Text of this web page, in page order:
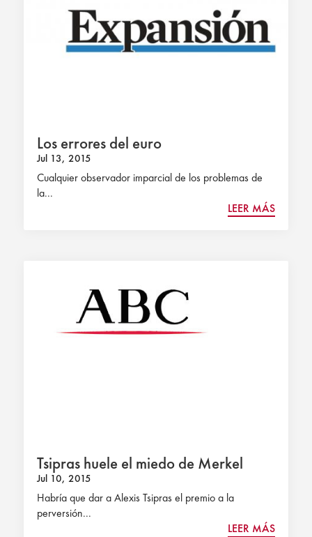
Los errores del euro
Jul 13, 2015
Cualquier observador imparcial de los problemas de
la...
LEER MÁS
Tsipras huele el miedo de Merkel
Jul 10, 2015
Habría que dar a Alexis Tsipras el premio a la
perversión...
LEER MÁS